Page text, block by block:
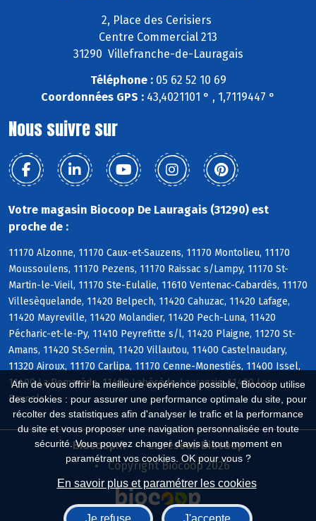
Afin de vous offrir la meilleure expérience possible, Biocoop utilise
des cookies : pour assurer une performance optimale du site, pour
récolter des statistiques afin d'analyser le trafic et la performance
du site et vous proposer une navigation personnalisée en toute
sécurité. Vous pouvez changer d'avis à tout moment en
paramétrant vos cookies. OK pour vous ?
En savoir plus et paramétrer les cookies
Je refuse J'accepte
2, Place des Cerisiers
Centre Commercial 213
31290 Villefranche-de-Lauragais
Téléphone :05 62 52 10 69
Coordonnées GPS : 43,4021101 ° , 1,7119447 °
Nous suivre sur
Votre magasin Biocoop De Lauragais (31290) est
proche de :
11170 Alzonne, 11170 Caux-et-Sauzens, 11170 Montolieu, 11170
Moussoulens, 11170 Pezens, 11170 Raissac s/Lampy, 11170 St-
Martin-le-Vieil, 11170 Ste-Eulalie, 11610 Ventenac-Cabardès, 11170
Villesèquelande, 11420 Belpech, 11420 Cahuzac, 11420 Lafage,
11420 Mayreville, 11420 Molandier, 11420 Pech-Luna, 11420
Pécharic-et-le-Py, 11410 Peyrefitte s/l, 11420 Plaigne, 11270 St-
Amans, 11420 St-Sernin, 11420 Villautou, 11400 Castelnaudary,
11320 Airoux, 11170 Carlipa, 11170 Cenne-Monestiés, 11400 Issel,
11400 La Pomarède, 11400 Labécède-Lauragais, 11400 Les
Brunels
Biocoop.fr
Le réseau Biocoop
Copyright Biocoop 2026